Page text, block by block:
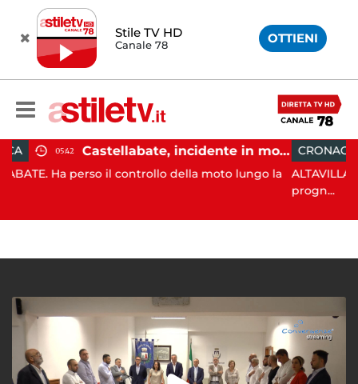
Stile TV HD
Canale 78 OTTIENI
Castellabate, incidente in moto: 27enne in ospedale
il controllo della moto lungo la
CRONACA 18:11
ALTAVILLA SILENTINA.